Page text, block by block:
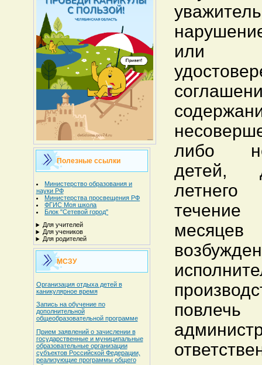
Полезные ссылки
Министерство образования и
науки РФ
Министерства просвещения РФ
ФГИС Моя школа
Блок "Сетевой город"
Для учителей
Для учеников
Для родителей
МСЗУ
Организация отдыха детей в
каникулярное время
Запись на обучение по
дополнительной
общеобразовательной программе
Прием заявлений о зачислении в
государственные и муниципальные
образовательные организации
субъектов Российской Федерации,
реализующие программы общего
или
либо
детей,
повлечь